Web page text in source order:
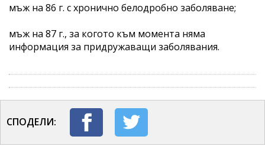
мъж на 86 г. с хронично белодробно заболяване;
мъж на 87 г., за когото към момента няма
информация за придружаващи заболявания.
СПОДЕЛИ: